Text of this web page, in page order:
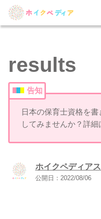
results
告知
日本の保育士資格を
してみませんか？詳細
ホイクペディア
公開日： 2022/08/06